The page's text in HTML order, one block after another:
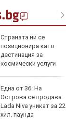
Страната ни се
позиционира като
дестинация за
космически услуги
Една от 36: На
Острова се продава
Lada Niva уникат за 22
хил. паунда